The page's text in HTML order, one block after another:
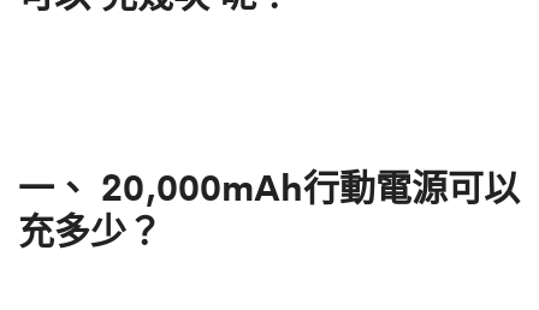
一、 20,000mAh行動電源可以
充多少？